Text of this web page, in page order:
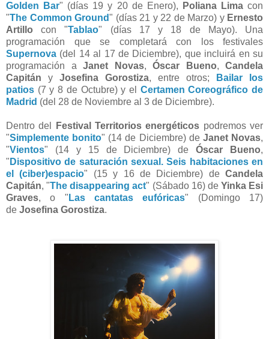
Golden Bar" (días 19 y 20 de Enero), Poliana Limacon
"The Common Ground" (días 21 y 22 de Marzo) y Ernesto
Artillo con "Tablao" (días 17 y 18 de Mayo). Una
programación que se completará con los festivales
Supernova (del 14 al 17 de Diciembre), que incluirá en su
programación a Janet Novas, Óscar Bueno, Candela
Capitán y Josefina Gorostiza, entre otros;
Bailar los
patios (7 y 8 de Octubre) y el Certamen Coreográfico de
Madrid (del 28 de Noviembre al 3 de Diciembre).
Dentro del Festival Territorios energéticos podremos ver
"Simplemente bonito" (14 de Diciembre) de Janet Novas,
"Vientos" (14 y 15 de Diciembre) deÓscar Bueno,
" Dispositivo de saturación sexual. Seis habitaciones en
el (ciber)espacio" (15 y 16 de Diciembre) de Candela
Capitán, "The disappearing act" (Sábado 16) de Yinka Esi
Graves, o " Las cantatas eufóricas" (Domingo 17)
de Josefina Gorostiza.